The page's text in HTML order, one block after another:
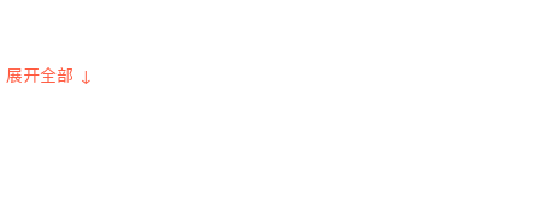
展开全部 ↓